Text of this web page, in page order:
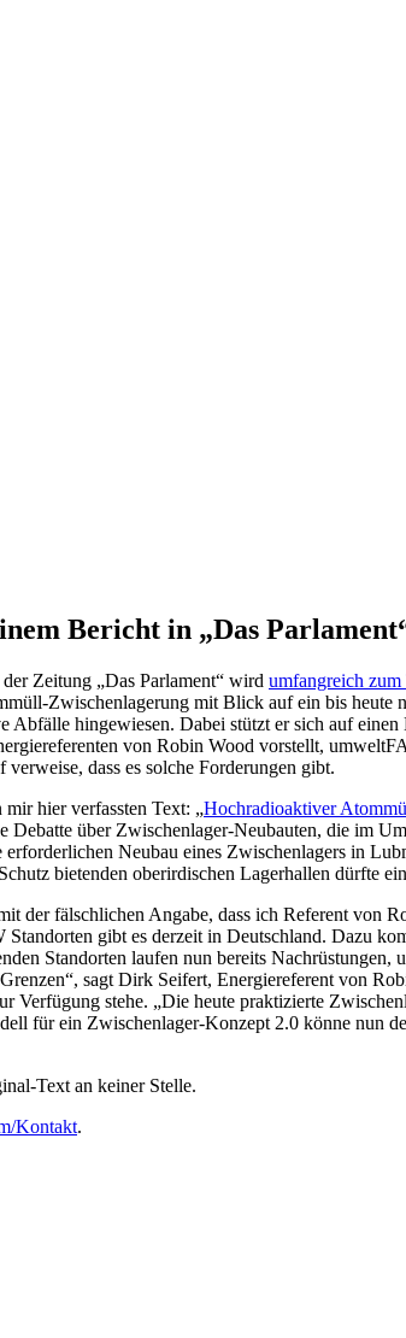
Bericht in „Das
Zeitung „Das Parlament“ wird umfangreich
Zwischenlagerung mit Blick auf ein bis heute
hingewiesen. Dabei stützt er sich auf
von Robin Wood vorstellt,
dass es solche Forderungen gibt.
hier verfassten Text: „Hochradioaktiver
über Zwischenlager-Neubauten, die im
Neubau eines Zwischenlagers in
bietenden oberirdischen Lagerhallen dürfte
der fälschlichen Angabe, dass ich Referent von
gibt es derzeit in Deutschland. Dazu
Standorten laufen nun bereits Nachrüstungen,
sagt Dirk Seifert, Energiereferent von
Verfügung stehe. „Die heute praktizierte
für ein Zwischenlager-Konzept 2.0 könne nun
Text an keiner Stelle.
Kontakt.